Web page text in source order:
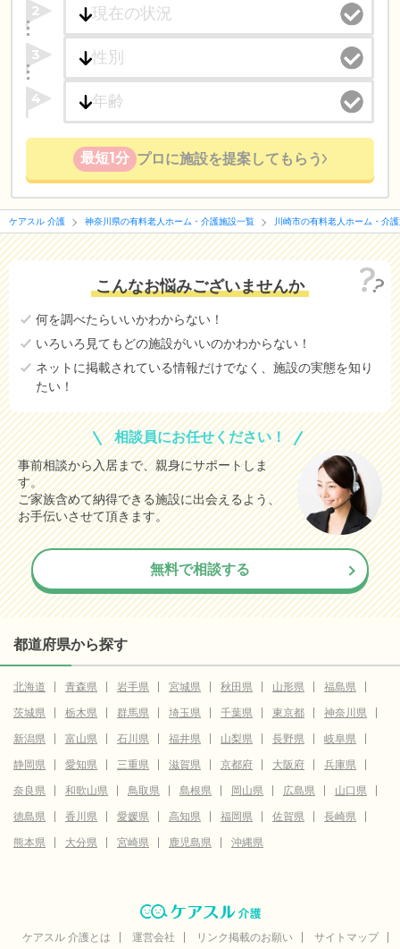
2
3
4
最短1分 プロに施設を提案してもらう
ケアスル 介護 神奈川県の有料老人ホーム・介護施設一覧 川崎市の有料老人ホーム・介
こんなお悩みございませんか
何を調べたらいいかわからない！
いろいろ見てもどの施設がいいのかわからない！
ネットに掲載されている情報だけでなく、施設の実態を知り
たい！
相談員にお任せください！
事前相談から入居まで、親身にサポートしま
す。
ご家族含めて納得できる施設に出会えるよう、
お手伝いさせて頂きます。
無料で相談する
都道府県から探す
北海道 青森県 岩手県 宮城県 秋田県 山形県
福島県
茨城県
栃木県 群馬県 埼玉県 千葉県 東京都
神奈川県
新潟県
富山県 石川県 福井県 山梨県 長野県
岐阜県
静岡県
愛知県 三重県 滋賀県 京都府 大阪府
兵庫県
奈良県
和歌山県 鳥取県 島根県 岡山県 広島県
山口県
徳島県
香川県 愛媛県 高知県 福岡県 佐賀県
長崎県
熊本県
大分県 宮崎県 鹿児島県 沖縄県
ケアスル 介護とは 運営会社 リンク掲載のお願い サイトマップ